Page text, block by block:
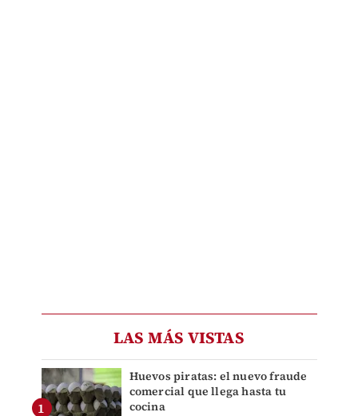
LAS MÁS VISTAS
Huevos piratas: el nuevo fraude
comercial que llega hasta tu
cocina